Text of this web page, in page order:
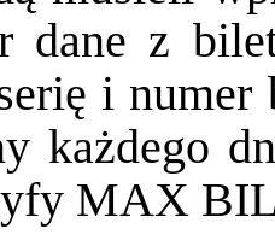
dane z
i numer
każdego
MAX